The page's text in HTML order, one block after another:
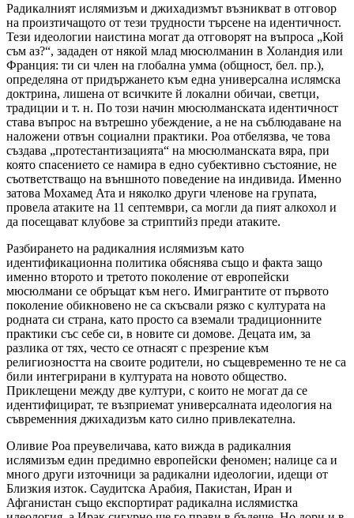
Радикалният ислямизъм и джихадизмът възникват в отговор
на произтичащото от тези трудности търсене на идентичност.
Тези идеологии наистина могат да отговорят на въпроса „Кой
съм аз?“, зададен от някой млад мюсюлманин в Холандия или
Франция: ти си член на глобална умма (общност, бел. пр.),
определяна от придържането към една универсална ислямска
доктрина, лишена от всичките й локални обичаи, светци,
традиции и т. н. По този начин мюсюлманската идентичност
става въпрос на вътрешно убеждение, а не на съблюдаване на
наложени отвън социални практики. Роа отбелязва, че това
създава „протестантизацията“ на мюсюлманската вяра, при
която спасението се намира в едно субективно състояние, не
съответстващо на външното поведение на индивида. Именно
затова Мохамед Ата и няколко други членове на групата,
провела атаките на 11 септември, са могли да пият алкохол и
да посещават клубове за стриптийз преди атаките.
Разбирането на радикалния ислямизъм като
идентификационна политика обяснява също и факта защо
именно второто и третото поколение от европейски
мюсюлмани се обръщат към него. Имигрантите от първото
поколение обикновено не са скъсвали рязко с културата на
родната си страна, като просто са вземали традиционните
практики със себе си, в новите си домове. Децата им, за
разлика от тях, често се отнасят с презрение към
религиозността на своите родители, но същевременно те не са
били интегрирани в културата на новото общество.
Приклещени между две култури, с които не могат да се
идентифицират, те възприемат универсалната идеология на
съвременния джихадизъм като силно привлекателна.
Оливие Роа преувеличава, като вижда в радикалния
ислямизъм един предимно европейски феномен; налице са и
много други източници за радикални идеологии, идещи от
Близкия изток. Саудитска Арабия, Пакистан, Иран и
Афганистан също експортират радикална ислямистка